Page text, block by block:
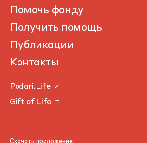
Помочь фонду
Получить помощь
Публикации
Контакты
Podari.Life
Gift of Life
Скачать приложение